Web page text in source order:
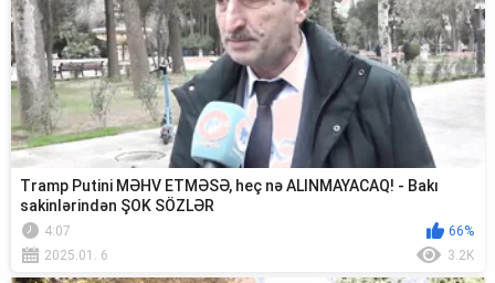
Tramp Putini MƏHV ETMƏSƏ, heç nə ALINMAYACAQ! - Bakı
sakinlərindən ŞOK SÖZLƏR
4:07
66%
2025.01. 6
3.2K